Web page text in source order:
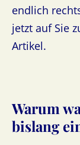
endlich
jetzt auf Sie
Artikel.
Warum
bislang